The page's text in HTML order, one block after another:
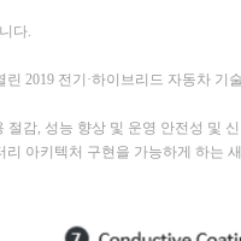
다.
2019 전기·하이브리드 자동차
절감, 성능 향상 및 운영 안전성 및
아키텍처 구현을 가능하게 하는